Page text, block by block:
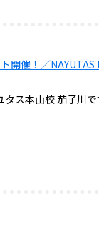
開催！／NAYUTAS
タス本山校 茄子川